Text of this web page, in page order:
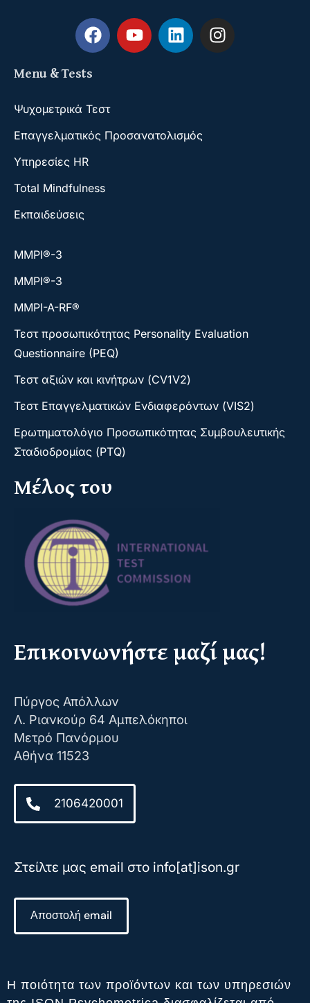
Menu & Tests
Ψυχομετρικά Τεστ
Επαγγελματικός Προσανατολισμός
Υπηρεσίες HR
Total Mindfulness
Εκπαιδεύσεις
ΜΜΡΙ®-3
ΜΜΡΙ®-3
MMPI-A-RF®
Τεστ προσωπικότητας Personality Evaluation
Questionnaire (PEQ)
Τεστ αξιών και κινήτρων (CV1V2)
Τεστ Επαγγελματικών Ενδιαφερόντων (VIS2)
Ερωτηματολόγιο Προσωπικότητας Συμβουλευτικής
Σταδιοδρομίας (PTQ)
Μέλος του
Επικοινωνήστε μαζί μας!
Πύργος Απόλλων
Λ. Ριανκούρ 64 Αμπελόκηποι
Μετρό Πανόρμου
Αθήνα 11523
2106420001
Στείλτε μας email στο info[at]ison.gr
Αποστολή email
Η ποιότητα των προϊόντων και των υπηρεσιών